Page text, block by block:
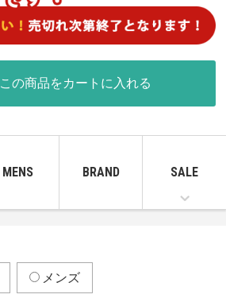
この商品をカートに入れる
MENS BRAND SALE
メンズ